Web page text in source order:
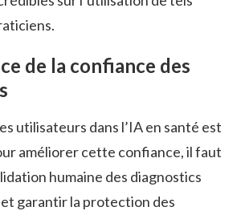
de la confiance des
utilisateurs dans l’IA en santé est
améliorer cette confiance, il faut
humaine des diagnostics
garantir la protection des